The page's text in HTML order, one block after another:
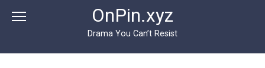
OnPin.xyz
Drama You Can’t Resist